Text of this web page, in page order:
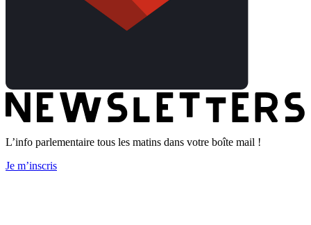
L’info parlementaire tous les matins dans votre boîte mail !
Je m’inscris